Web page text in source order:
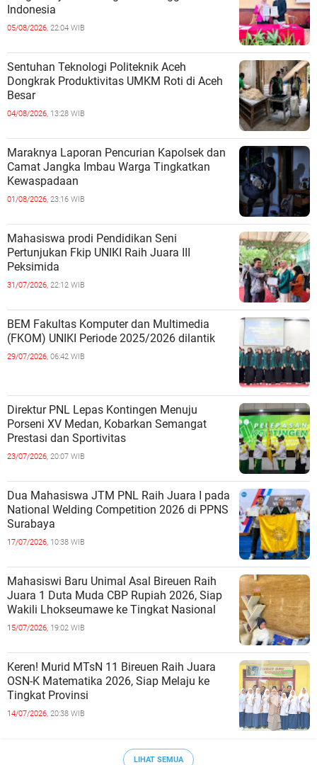
Indonesia
05/08/2026, 22:04 WIB
Sentuhan Teknologi Politeknik Aceh
Dongkrak Produktivitas UMKM Roti di Aceh
Besar
04/08/2026, 13:28 WIB
Maraknya Laporan Pencurian Kapolsek dan
Camat Jangka Imbau Warga Tingkatkan
Kewaspadaan
01/08/2026, 23:16 WIB
Mahasiswa prodi Pendidikan Seni
Pertunjukan Fkip UNIKI Raih Juara III
Peksimida
31/07/2026, 22:12 WIB
BEM Fakultas Komputer dan Multimedia
(FKOM) UNIKI Periode 2025/2026 dilantik
29/07/2026, 06:42 WIB
Direktur PNL Lepas Kontingen Menuju
Porseni XV Medan, Kobarkan Semangat
Prestasi dan Sportivitas
23/07/2026, 20:07 WIB
Dua Mahasiswa JTM PNL Raih Juara I pada
National Welding Competition 2026 di PPNS
Surabaya
17/07/2026, 10:38 WIB
Mahasiswi Baru Unimal Asal Bireuen Raih
Juara 1 Duta Muda CBP Rupiah 2026, Siap
Wakili Lhokseumawe ke Tingkat Nasional
15/07/2026, 19:02 WIB
Keren! Murid MTsN 11 Bireuen Raih Juara
OSN-K Matematika 2026, Siap Melaju ke
Tingkat Provinsi
14/07/2026, 20:38 WIB
LIHAT SEMUA